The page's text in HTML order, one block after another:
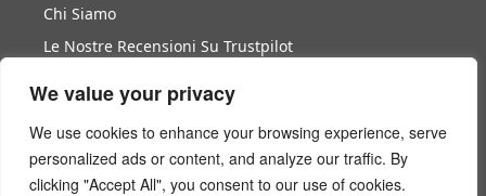
We value your privacy
We use cookies to enhance your browsing experience, serve
personalized ads or content, and analyze our traffic. By
clicking "Accept All", you consent to our use of cookies.
Chi Siamo
Le Nostre Recensioni Su Trustpilot
LAVORA CON NOI
Diventa Nostro Partner